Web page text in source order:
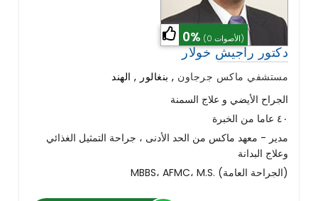
0% (0 الأصوات)
دكتور راجيش خولار
مستشفي ماكس جرجاون , بنغالور , الهند
الجراح الأيضي و علاج السمنة
٤٠ عاما من الخبرة
مدير - معهد ماكس من الحد الأدنى ، جراحة التمثيل الغذائي
وعلاج البدانة
MBBS، AFMC، M.S. (الجراحة العامة)